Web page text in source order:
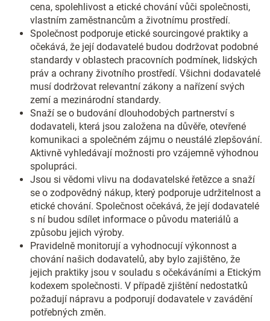
cena, spolehlivost a etické chování vůči společnosti,
vlastním zaměstnancům a životnímu prostředí.
Společnost podporuje etické sourcingové praktiky a
očekává, že její dodavatelé budou dodržovat podobné
standardy v oblastech pracovních podmínek, lidských
práv a ochrany životního prostředí. Všichni dodavatelé
musí dodržovat relevantní zákony a nařízení svých
zemí a mezinárodní standardy.
Snaží se o budování dlouhodobých partnerství s
dodavateli, která jsou založena na důvěře, otevřené
komunikaci a společném zájmu o neustálé zlepšování.
Aktivně vyhledávají možnosti pro vzájemně výhodnou
spolupráci.
Jsou si vědomi vlivu na dodavatelské řetězce a snaží
se o zodpovědný nákup, který podporuje udržitelnost a
etické chování. Společnost očekává, že její dodavatelé
s ní budou sdílet informace o původu materiálů a
způsobu jejich výroby.
Pravidelně monitorují a vyhodnocují výkonnost a
chování našich dodavatelů, aby bylo zajištěno, že
jejich praktiky jsou v souladu s očekáváními a Etickým
kodexem společnosti. V případě zjištění nedostatků
požadují nápravu a podporují dodavatele v zavádění
potřebných změn.